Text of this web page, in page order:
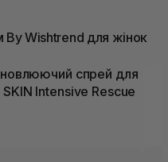
By Wishtrend для жінок
спрей для
SKIN Intensive Rescue